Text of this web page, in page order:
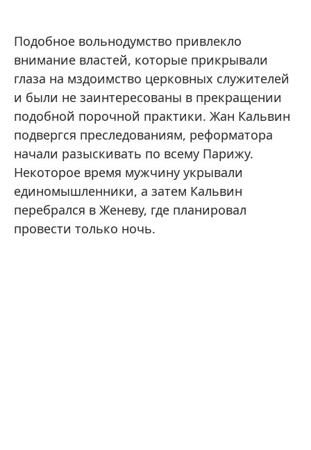
Подобное вольнодумство привлекло
внимание властей, которые прикрывали
глаза на мздоимство церковных служителей
и были не заинтересованы в прекращении
подобной порочной практики. Жан Кальвин
подвергся преследованиям, реформатора
начали разыскивать по всему Парижу.
Некоторое время мужчину укрывали
единомышленники, а затем Кальвин
перебрался в Женеву, где планировал
провести только ночь.